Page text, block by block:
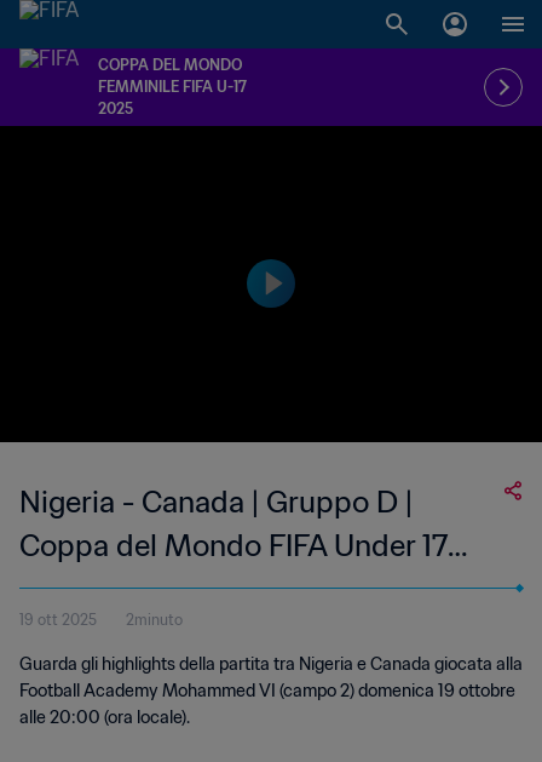
COPPA DEL MONDO
FEMMINILE FIFA U-17
2025
Nigeria - Canada | Gruppo D |
Coppa del Mondo FIFA Under 17
femminile Marocco 2025 |
Highlights
19 ott 2025 2minuto
Guarda gli highlights della partita tra Nigeria e Canada giocata alla
Football Academy Mohammed VI (campo 2) domenica 19 ottobre
alle 20:00 (ora locale).